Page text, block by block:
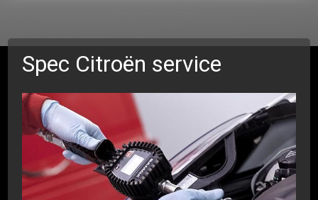
Spec Citroën service